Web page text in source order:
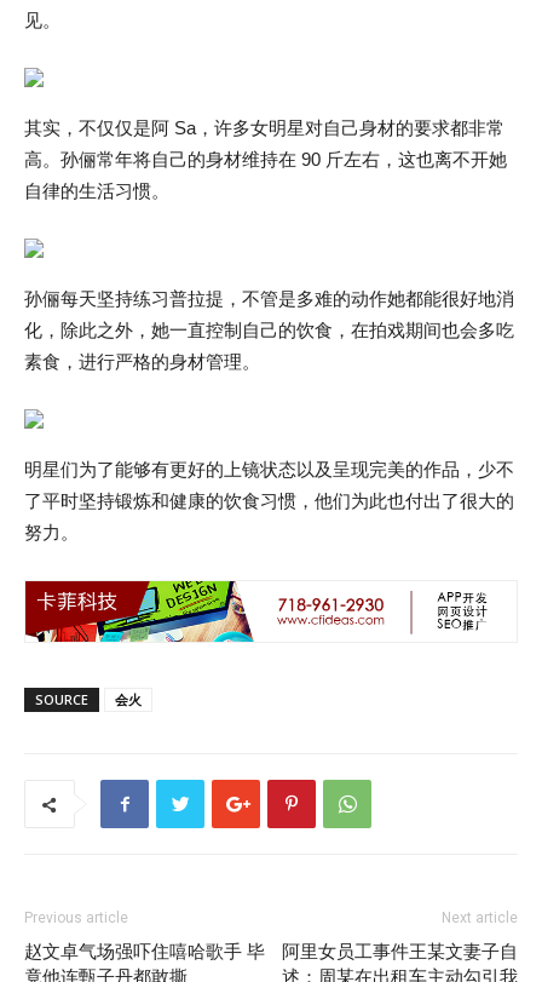
见。
其实，不仅仅是阿 Sa，许多女明星对自己身材的要求都非常
高。孙俪常年将自己的身材维持在 90 斤左右，这也离不开她
自律的生活习惯。
孙俪每天坚持练习普拉提，不管是多难的动作她都能很好地消
化，除此之外，她一直控制自己的饮食，在拍戏期间也会多吃
素食，进行严格的身材管理。
明星们为了能够有更好的上镜状态以及呈现完美的作品，少不
了平时坚持锻炼和健康的饮食习惯，他们为此也付出了很大的
努力。
SOURCE 会火
Previous article
赵文卓气场强吓住嘻哈歌手 毕
竟他连甄子丹都敢撕
Next article
阿里女员工事件王某文妻子自
述：周某在出租车主动勾引我